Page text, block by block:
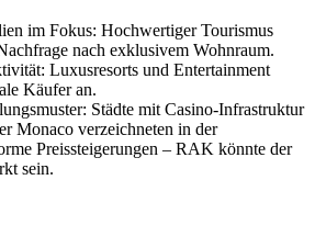
im Fokus: Hochwertiger Tourismus
nach exklusivem Wohnraum.
Luxusresorts und Entertainment
Käufer an.
Städte mit Casino-Infrastruktur
Monaco verzeichneten in der
Preissteigerungen – RAK könnte der
sein.